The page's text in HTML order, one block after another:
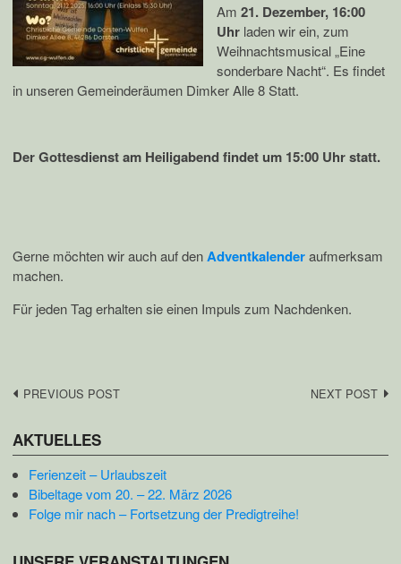
Am21. Dezember, 16:00
Uhr laden wir ein, zum
Weihnachtsmusical „Eine
sonderbare Nacht“. Es findet
in unseren Gemeinderäumen Dimker Alle 8 Statt.
Der Gottesdienst am Heiligabend findet um 15:00 Uhr statt.
Gerne möchten wir auch auf denAdventkalenderaufmerksam
machen.
Für jeden Tag erhalten sie einen Impuls zum Nachdenken.
Post
PREVIOUS POST NEXT POST
AKTUELLES
Ferienzeit – Urlaubszeit
Bibeltage vom 20. – 22. März 2026
Folge mir nach – Fortsetzung der Predigtreihe!